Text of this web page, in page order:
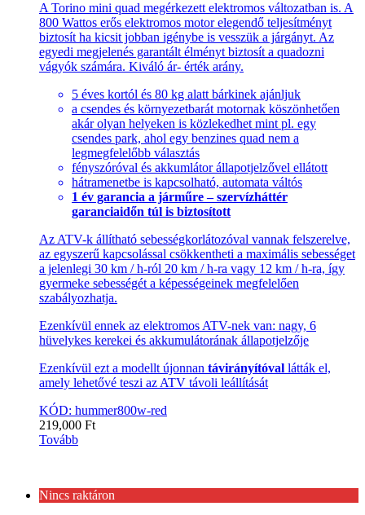
A Torino mini quad megérkezett elektromos változatban is. A
800 Wattos erős elektromos motor elegendő teljesítményt
biztosít ha kicsit jobban igénybe is vesszük a járgányt. Az
egyedi megjelenés garantált élményt biztosít a quadozni
vágyók számára. Kiváló ár- érték arány.
5 éves kortól és 80 kg alatt bárkinek ajánljuk
a csendes és környezetbarát motornak köszönhetően
akár olyan helyeken is közlekedhet mint pl. egy
csendes park, ahol egy benzines quad nem a
legmegfelelőbb választás
fényszóróval és akkumlátor állapotjelzővel ellátott
hátramenetbe is kapcsolható, automata váltós
1 év garancia a járműre – szervízháttér
garanciaidőn túl is biztosított
Az ATV-k állítható sebességkorlátozóval vannak felszerelve,
az egyszerű kapcsolással csökkentheti a maximális sebességet
a jelenlegi 30 km / h-ról 20 km / h-ra vagy 12 km / h-ra, így
gyermeke sebességét a képességeinek megfelelően
szabályozhatja.
Ezenkívül ennek az elektromos ATV-nek van: nagy, 6
hüvelykes kerekei és akkumulátorának állapotjelzője
Ezenkívül ezt a modellt újonnan távirányítóval látták el,
amely lehetővé teszi az ATV távoli leállítását
KÓD: hummer800w-red
219,000 Ft
Tovább
Nincs raktáron